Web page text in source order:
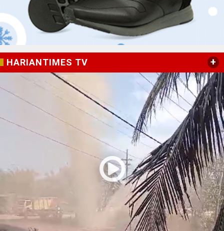
HARIANTIMES TV +